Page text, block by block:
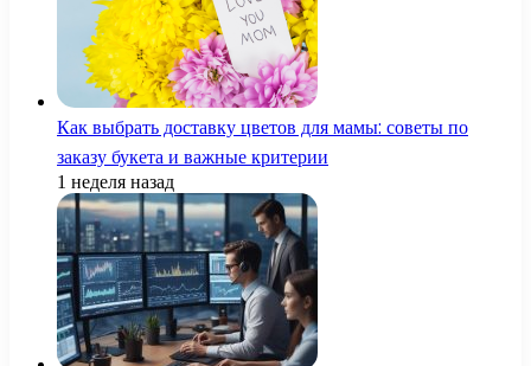
Как выбрать доставку цветов для мамы: советы по
заказу букета и важные критерии
1 неделя назад